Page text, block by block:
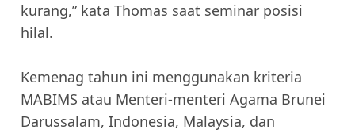
kurang,” kata Thomas saat seminar posisi
hilal.
Kemenag tahun ini menggunakan kriteria
MABIMS atau Menteri-menteri Agama Brunei
Darussalam, Indonesia, Malaysia, dan